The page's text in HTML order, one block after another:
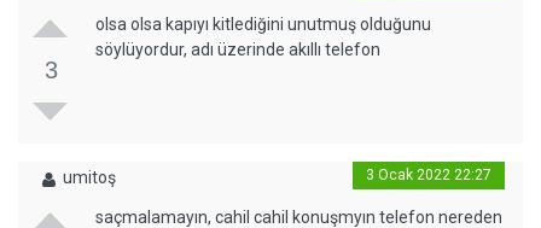
3
olsa olsa kapıyı kitlediğini unutmuş olduğunu
söylüyordur, adı üzerinde akıllı telefon
umitoş 3 Ocak 2022 22:27
saçmalamayın, cahil cahil konuşmyın telefon nereden